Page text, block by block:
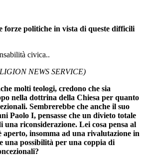
forze politiche in vista di queste difficili
civica..
NEWS SERVICE)
molti teologi, credono che sia
nella dottrina della Chiesa per quanto
Sembrerebbe che anche il suo
Paolo I, pensasse che un divieto totale
una riconsiderazione. Lei cosa pensa al
aperto, insomma ad una rivalutazione in
una possibilità per una coppia di